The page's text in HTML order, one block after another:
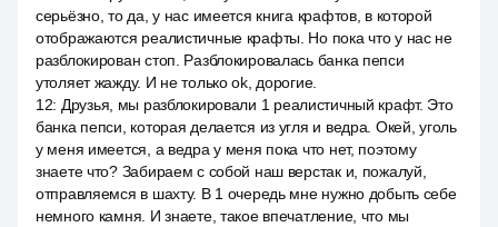
серьёзно, то да, у нас имеется книга крафтов, в которой
отображаются реалистичные крафты. Но пока что у нас не
разблокирован стоп. Разблокировалась банка пепси
утоляет жажду. И не только ok, дорогие.
12: Друзья, мы разблокировали 1 реалистичный крафт. Это
банка пепси, которая делается из угля и ведра. Окей, уголь
у меня имеется, а ведра у меня пока что нет, поэтому
знаете что? Забираем с собой наш верстак и, пожалуй,
отправляемся в шахту. В 1 очередь мне нужно добыть себе
немного камня. И знаете, такое впечатление, что мы